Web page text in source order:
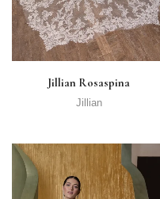
Jillian Rosaspina
Jillian